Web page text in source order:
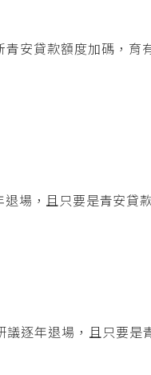
安貸款額度加碼，育
場，且只要是青安貸
逐年退場，且只要是